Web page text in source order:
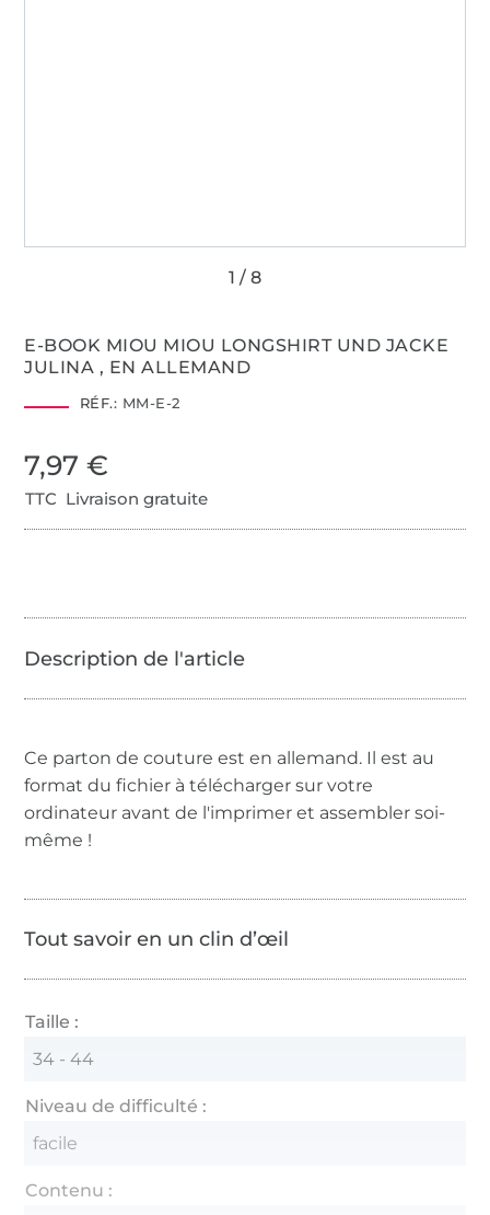
E-BOOK MIOU MIOU LONGSHIRT UND JACKE
JULINA , EN ALLEMAND
RÉF.: MM-E-2
7,97 €
TTC Livraison gratuite
Ce parton de couture est en allemand. Il est au
format du fichier à télécharger sur votre
ordinateur avant de l'imprimer et assembler soi-
même !
Tout savoir en un clin d’œil
Taille :
34 - 44
Niveau de difficulté :
facile
Contenu :